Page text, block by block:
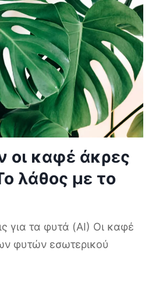
οι καφέ άκρες
λάθος με το
για τα φυτά (AI) Οι καφέ
φυτών εσωτερικού